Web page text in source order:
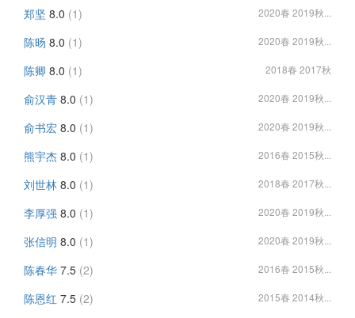
郑坚 8.0 (1) 2020春 2019秋...
陈旸 8.0 (1) 2020春 2019秋...
陈卿 8.0 (1) 2018春 2017秋
俞汉青 8.0 (1) 2020春 2019秋...
俞书宏 8.0 (1) 2020春 2019秋...
熊宇杰 8.0 (1) 2016春 2015秋...
刘世林 8.0 (1) 2018春 2017秋...
李厚强 8.0 (1) 2020春 2019秋...
张信明 8.0 (1) 2020春 2019秋...
陈春华 7.5 (2) 2016春 2015秋...
陈恩红 7.5 (2) 2015春 2014秋...